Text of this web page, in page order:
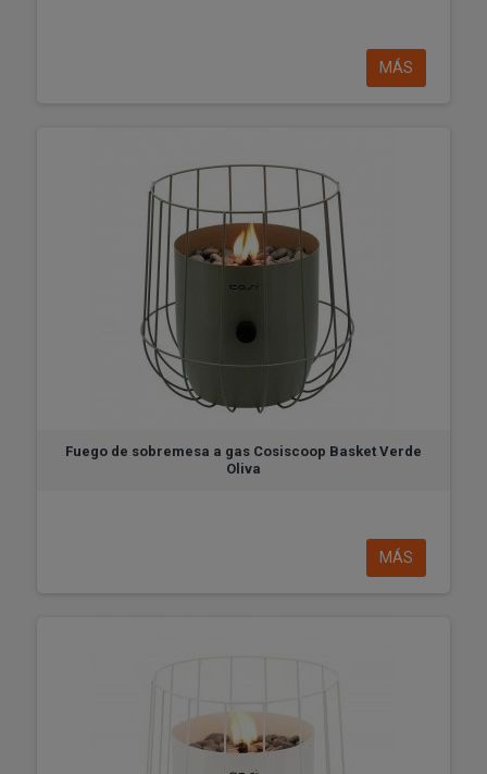
MÁS
Fuego de sobremesa a gas Cosiscoop Basket Verde
Oliva
MÁS